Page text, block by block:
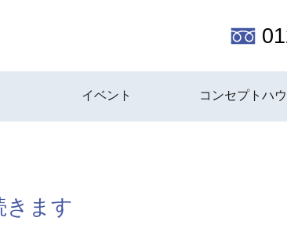
イベント コンセプトハ
きます